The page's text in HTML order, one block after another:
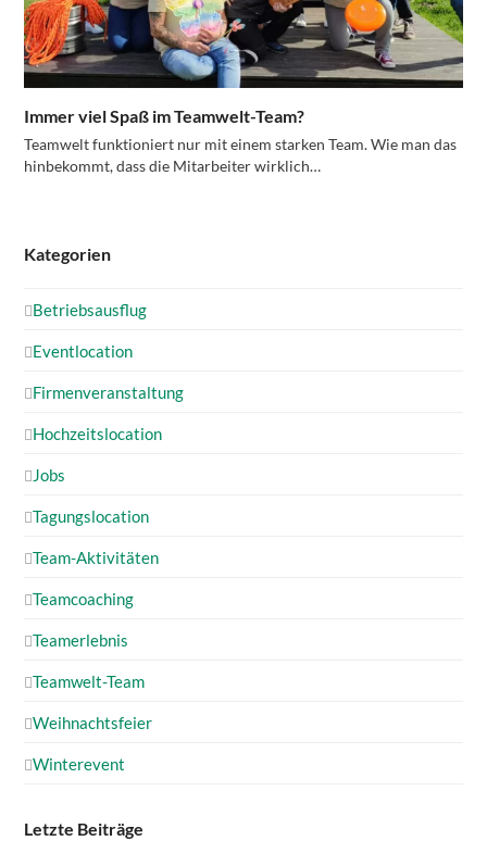
Immer viel Spaß im Teamwelt-Team?
Teamwelt funktioniert nur mit einem starken Team. Wie man das
hinbekommt, dass die Mitarbeiter wirklich…
Kategorien
Betriebsausflug
Eventlocation
Firmenveranstaltung
Hochzeitslocation
Jobs
Tagungslocation
Team-Aktivitäten
Teamcoaching
Teamerlebnis
Teamwelt-Team
Weihnachtsfeier
Winterevent
Letzte Beiträge